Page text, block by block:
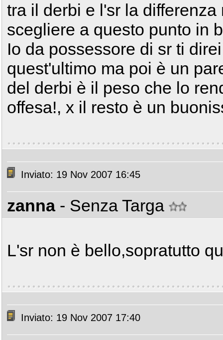
tra il derbi e l'sr la
scegliere a questo punto in
Io da possessore di sr ti
quest'ultimo ma poi è un
del derbi è il peso che lo
offesa!, x il resto è un
Inviato: 19 Nov 2007 16:45
zanna - Senza Targa
L'sr non è bello,sopratutto
Inviato: 19 Nov 2007 17:40